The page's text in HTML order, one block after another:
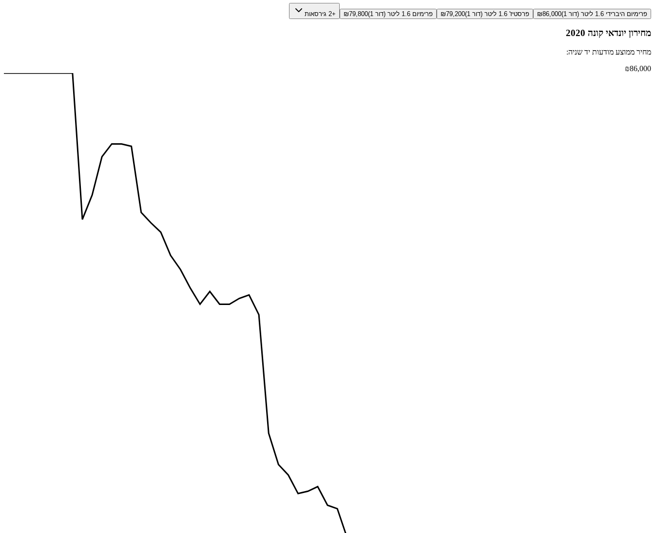
פרימיום היברידי 1.6 ליטר (דור 1) ₪86,000 פרסטיז' 1.6 ליטר (דור 1) ₪79,200 פרימיום 1.6 ליטר (דור 1) ₪79,800 +2 גירסאות
מחירון יונדאי קונה 2020
מחיר ממוצע מודעות יד שניה:
₪86,000